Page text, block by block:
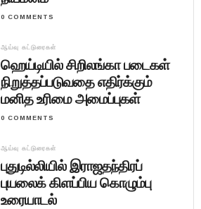
0 COMMENTS
ஆய்வு கட்டுரைகள்
ஹெய்டியில் சிறிலங்கா படைகள்
நிறுத்தப்படுவதை எதிர்க்கும்
மனித உரிமை அமைப்புகள்
0 COMMENTS
ஆய்வு கட்டுரைகள்
புதுடில்லியில் இராஜதந்திரப்
புயலைக் கிளப்பிய கொழும்பு
உரையாடல்